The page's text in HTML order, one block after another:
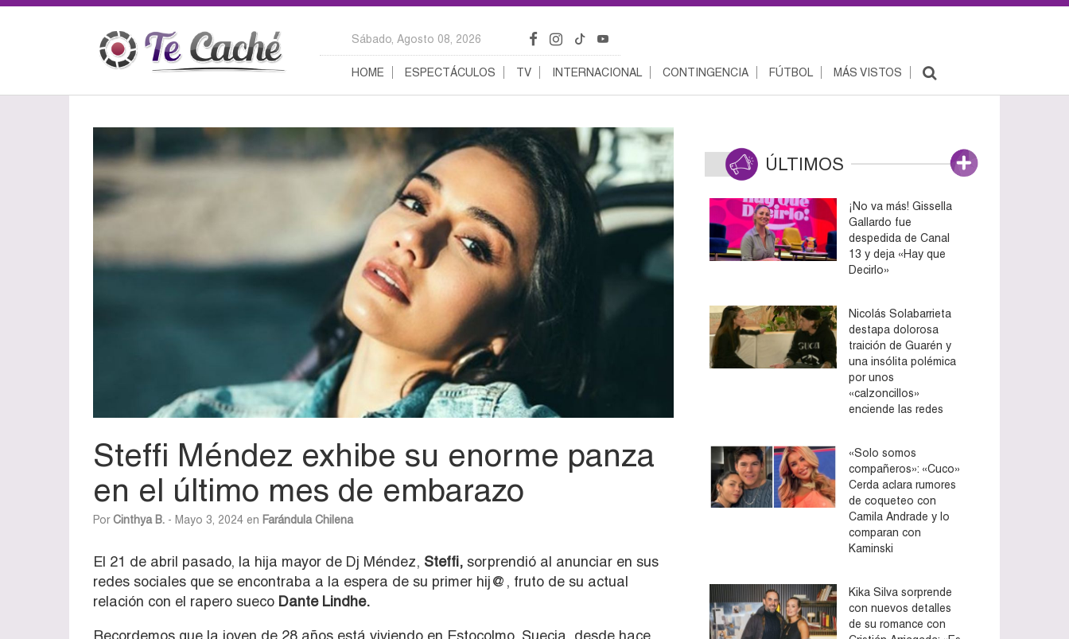
Sábado, Agosto 08, 2026
HOME ESPECTÁCULOS TV INTERNACIONAL CONTINGENCIA FÚTBOL MÁS VISTOS
Steffi Méndez exhibe su enorme panza
en el último mes de embarazo
PorCinthya B. - Mayo 3, 2024 en Farándula Chilena
El 21 de abril pasado, la hija mayor de Dj Méndez, Steffi, sorprendió al anunciar en sus
redes sociales que se encontraba a la espera de su primer hij@, fruto de su actual
relación con el rapero sueco Dante Lindhe.
Recordemos que la joven de 28 años está viviendo en Estocolmo, Suecia, desde hace
ÚLTIMOS
¡No va más! Gissella
Gallardo fue
despedida de Canal
13 y deja «Hay que
Decirlo»
Nicolás Solabarrieta
destapa dolorosa
traición de Guarén y
una insólita polémica
por unos
«calzoncillos»
enciende las redes
«Solo somos
compañeros»: «Cuco»
Cerda aclara rumores
de coqueteo con
Camila Andrade y lo
comparan con
Kaminski
Kika Silva sorprende
con nuevos detalles
de su romance con